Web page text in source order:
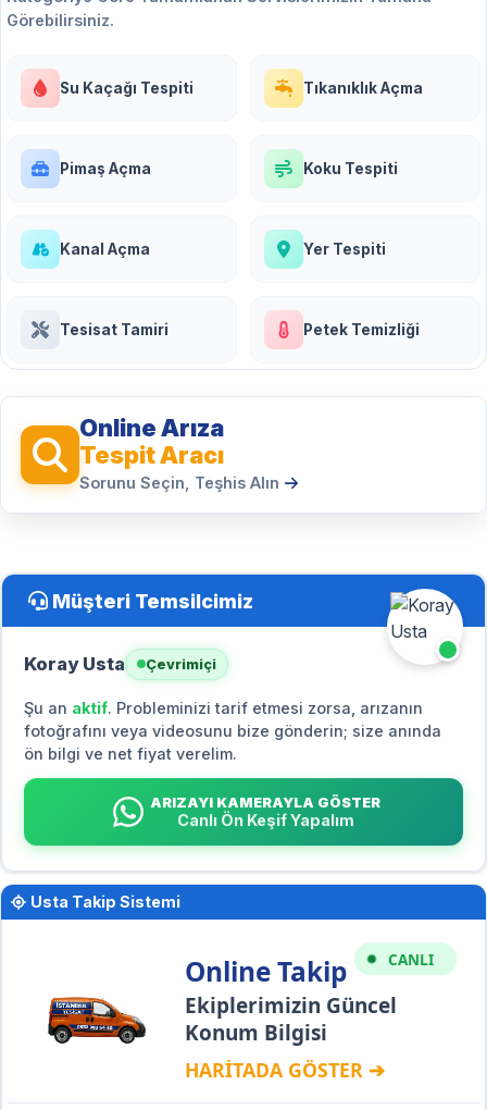
Görebilirsiniz.
Su Kaçağı Tespiti Tıkanıklık Açma
Pimaş Açma Koku Tespiti
Kanal Açma Yer Tespiti
Tesisat Tamiri Petek Temizliği
Online Arıza
Tespit Aracı
Sorunu Seçin, Teşhis Alın
Müşteri Temsilcimiz
Koray Usta Çevrimiçi
Şu an aktif. Probleminizi tarif etmesi zorsa, arızanın
fotoğrafını veya videosunu bize gönderin; size anında
ön bilgi ve net fiyat verelim.
ARIZAYI KAMERAYLA GÖSTER
Canlı Ön Keşif Yapalım
Usta Takip Sistemi
CANLI
Online Takip
Ekiplerimizin Güncel
Konum Bilgisi
HARİTADA GÖSTER ➔